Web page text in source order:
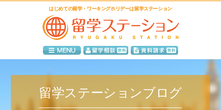
はじめての留学・ワーキングホリデーは留学ステーション
留学ステーションブログ